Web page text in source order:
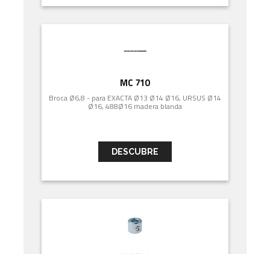
MC 710
Broca Ø6,8 - para EXACTA Ø13 Ø14 Ø16, URSUS Ø14
Ø16, 488Ø16 madera blanda
DESCUBRE